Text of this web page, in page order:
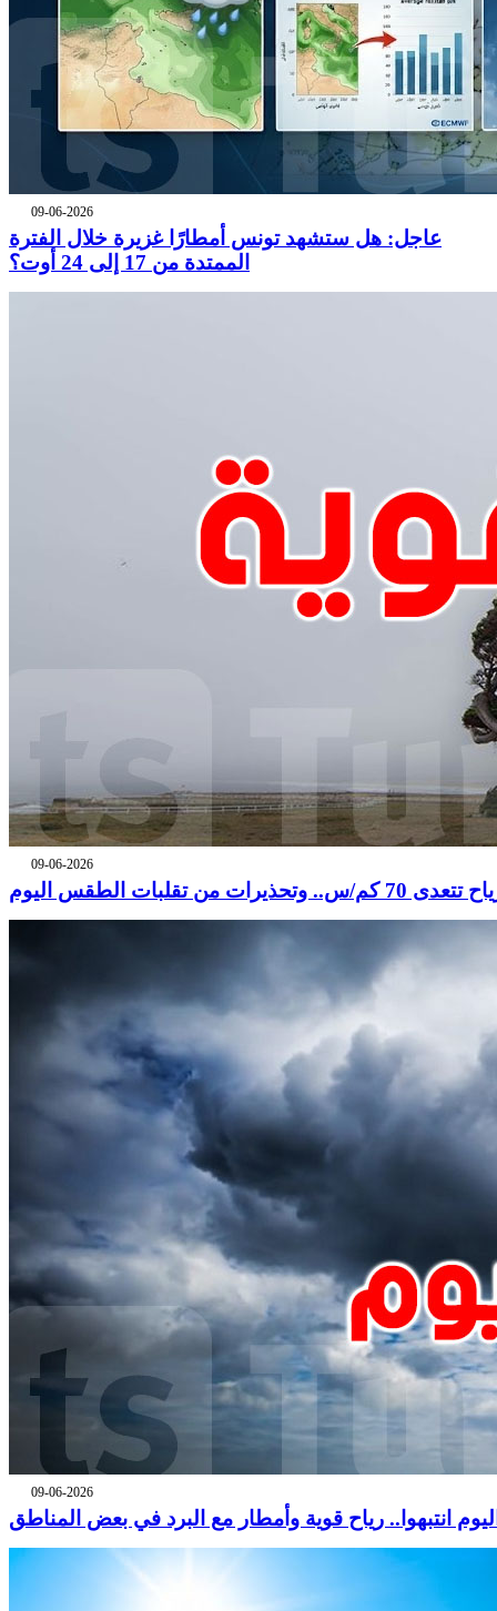
09-06-2026
عاجل: هل ستشهد تونس أمطارًا غزيرة خلال الفترة
الممتدة من 17 إلى 24 أوت؟
09-06-2026
70 كم/س.. وتحذيرات من تقلبات الطقس اليوم
09-06-2026
انتبهوا.. رياح قوية وأمطار مع البرد في بعض المناطق